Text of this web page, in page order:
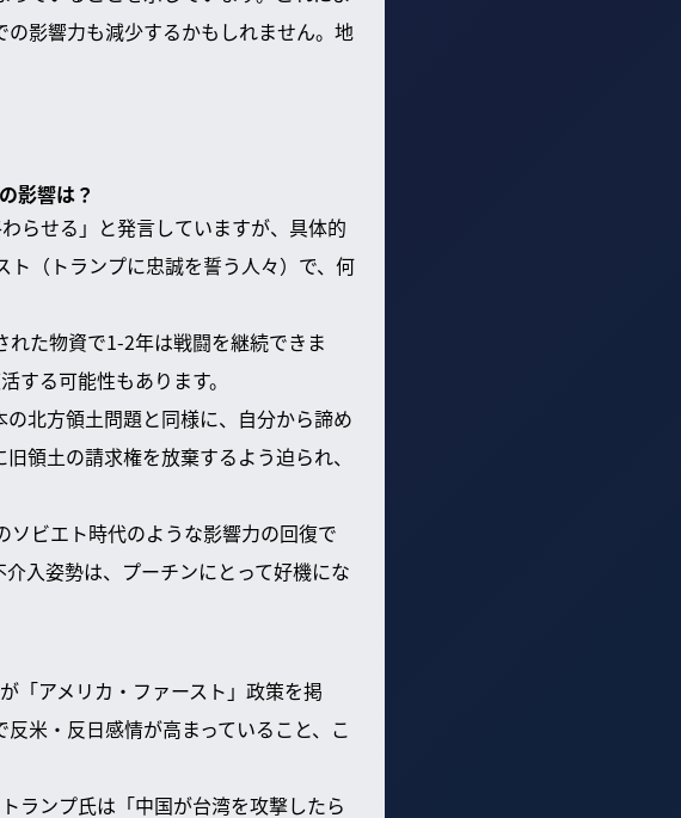
影響力も減少するかもしれません。地
影響は？
らせる」と発言していますが、具体的
（トランプに忠誠を誓う人々）で、何
た物資で1-2年は戦闘を継続できま
する可能性もあります。
北方領土問題と同様に、自分から諦め
領土の請求権を放棄するよう迫られ、
ビエト時代のような影響力の回復で
入姿勢は、プーチンにとって好機にな
「アメリカ・ファースト」政策を掲
米・反日感情が高まっていること、こ
ランプ氏は「中国が台湾を攻撃したら